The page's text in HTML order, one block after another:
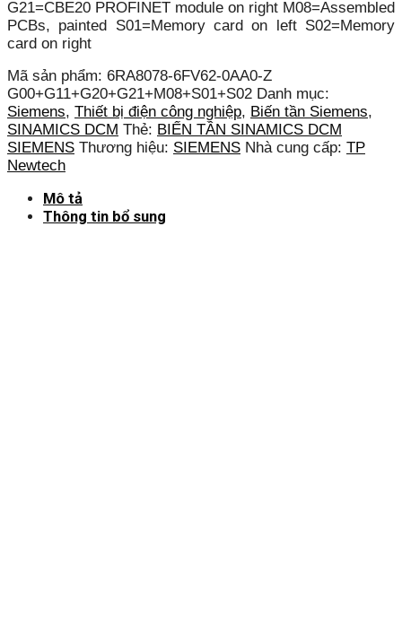
G21=CBE20 PROFINET module on right M08=Assembled
PCBs, painted S01=Memory card on left S02=Memory
card on right
Mã sản phẩm: 6RA8078-6FV62-0AA0-Z
G00+G11+G20+G21+M08+S01+S02 Danh mục:
Siemens, Thiết bị điện công nghiệp, Biến tần Siemens,
SINAMICS DCM Thẻ: BIẾN TẦN SINAMICS DCM
SIEMENS Thương hiệu: SIEMENS Nhà cung cấp: TP
Newtech
Mô tả
Thông tin bổ sung